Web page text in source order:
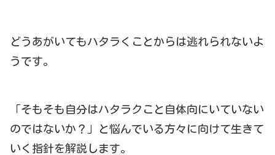
どうあがいてもハタラくことからは逃れられないよ
うです。
「そもそも自分はハタラクこと自体向にいていない
のではないか？」と悩んでいる方々に向けて生きて
いく指針を解説します。